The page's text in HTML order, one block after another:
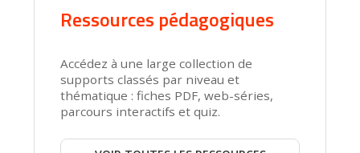
Ressources pédagogiques
Accédez à une large collection de
supports classés par niveau et
thématique : fiches PDF, web-séries,
parcours interactifs et quiz.